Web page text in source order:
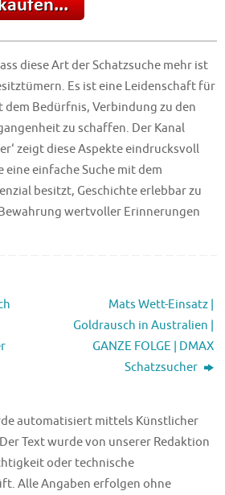
diese Art der Schatzsuche mehr ist
Es ist eine Leidenschaft für
dem Bedürfnis, Verbindung zu den
zu schaffen. Der Kanal
zeigt diese Aspekte eindrucksvoll
einfache Suche mit dem
besitzt, Geschichte erlebbar zu
wertvoller Erinnerungen
Mats Wett-Einsatz |
Goldrausch in Australien |
GANZE FOLGE | DMAX
Schatzsucher
automatisiert mittels Künstlicher
Text wurde von unserer Redaktion
oder technische
Alle Angaben erfolgen ohne